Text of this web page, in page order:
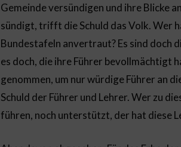
Gemeinde versündigen und ihre Blicke
sündigt, trifft die Schuld das Volk. Wer
Bundestafeln anvertraut? Es sind doch
es doch, die ihre Führer bevollmächtigt
genommen, um nur würdige Führer an
Schuld der Führer und Lehrer. Wer zu
führen, noch unterstützt, der hat diese